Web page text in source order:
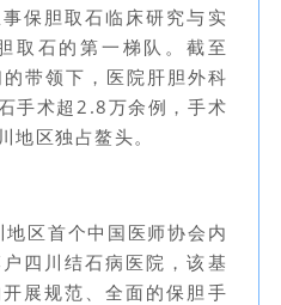
保胆取石临床研究与实
取石的第一梯队。截至
带领下，医院肝胆外科
手术超2.8万余例，手术
地区独占鳌头。
区首个中国医师协会内
四川结石病医院，该基
展规范、全面的保胆手